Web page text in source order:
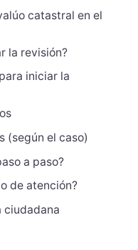
catastral en el
la revisión?
iniciar la
(según el caso)
a paso?
de atención?
ciudadana